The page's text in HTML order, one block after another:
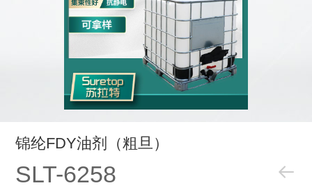
锦纶FDY油剂（粗旦）
SLT-6258 